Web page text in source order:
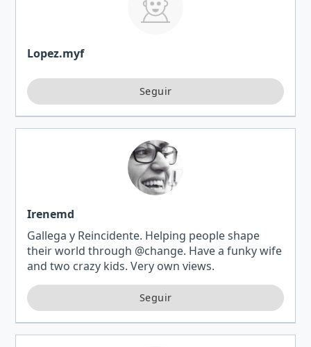
Lopez.myf
Irenemd
Gallega y Reincidente. Helping people shape
their world through @change. Have a funky wife
and two crazy kids. Very own views.